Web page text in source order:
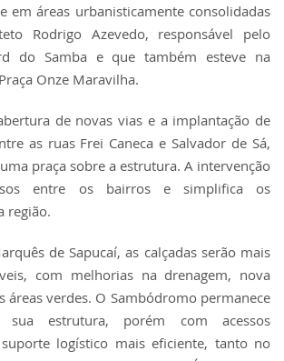
em áreas urbanisticamente consolidadas
Rodrigo Azevedo, responsável pelo
do Samba e que também esteve na
Onze Maravilha.
de novas vias e a implantação de
as ruas Frei Caneca e Salvador de Sá,
praça sobre a estrutura. A intervenção
entre os bairros e simplifica os
região.
de Sapucaí, as calçadas serão mais
com melhorias na drenagem, nova
áreas verdes. O Sambódromo permanece
sua estrutura, porém com acessos
logístico mais eficiente, tanto no